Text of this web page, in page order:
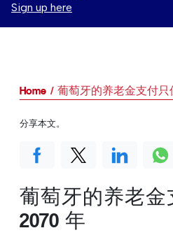
Sign up here
Home 葡萄牙的养老金支付只
葡萄牙的养老金
2070 年
分享本文。